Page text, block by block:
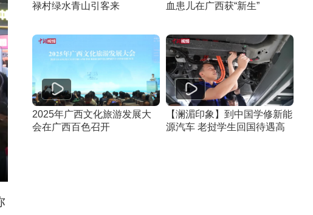
禄村绿水青山引客来
血患儿在广西获“新生”
2025年广西文化旅游发展大
会在广西百色召开
【澜湄印象】到中国学修新能
源汽车 老挝学生回国待遇高